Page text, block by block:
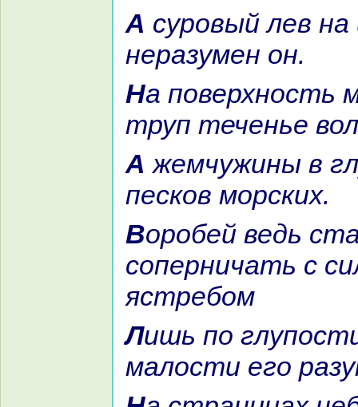
А суровый лев нa цепи сидит, –
неpaзумен он.
На поверхность моря выносит
труп теченье
А жемчужины в глубине таятся
пескoв морских.
Воробей ведь станет
соперничать с
ястребом
Лишь по глупости и по
малости его